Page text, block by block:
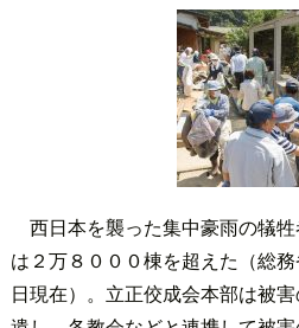
西日本を襲った集中豪雨の犠
は２万８０００棟を超えた（総
日現在）。立正佼成会本部は被